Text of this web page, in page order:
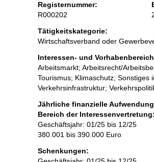
Registernummer:
R000202
Tätigkeitskategorie:
Wirtschaftsverband oder
Interessen- und
Arbeitsmarkt; Arbeitsrecht/
Tourismus; Klimaschutz;
Verkehrsinfrastruktur;
Jährliche finanzielle
Bereich der Interessenvertretung:
Geschäftsjahr: 01/25 bis 12/25
380.001 bis 390.000 Euro
Schenkungen: